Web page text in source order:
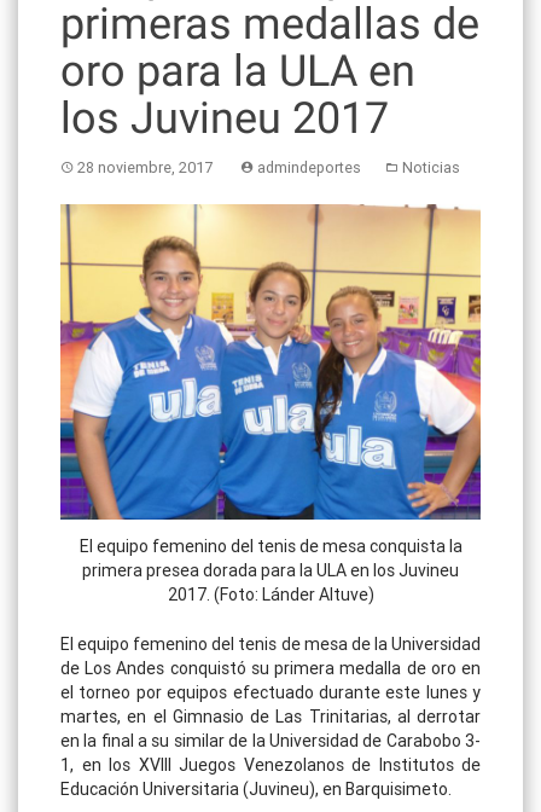
primeras medallas de
oro para la ULA en
los Juvineu 2017
28 noviembre, 2017 admindeportes Noticias
El equipo femenino del tenis de mesa conquista la
primera presea dorada para la ULA en los Juvineu
2017. (Foto: Lánder Altuve)
El equipo femenino del tenis de mesa de la Universidad
de Los Andes conquistó su primera medalla de oro en
el torneo por equipos efectuado durante este lunes y
martes, en el Gimnasio de Las Trinitarias, al derrotar
en la final a su similar de la Universidad de Carabobo 3-
1, en los XVIII Juegos Venezolanos de Institutos de
Educación Universitaria (Juvineu), en Barquisimeto.